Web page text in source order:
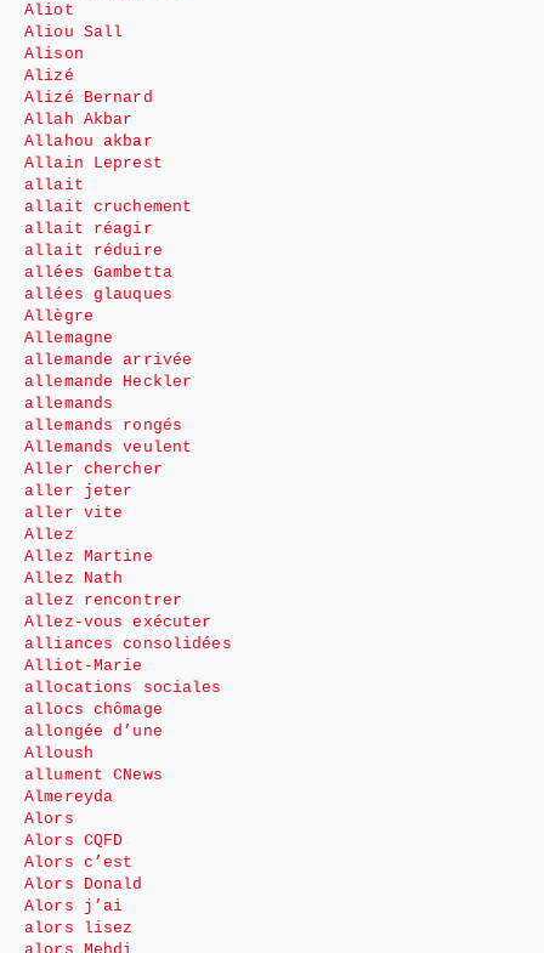
Aliot
Aliou Sall
Alison
Alizé
Alizé Bernard
Allah Akbar
Allahou akbar
Allain Leprest
allait
allait cruchement
allait réagir
allait réduire
allées Gambetta
allées glauques
Allègre
Allemagne
allemande arrivée
allemande Heckler
allemands
allemands rongés
Allemands veulent
Aller chercher
aller jeter
aller vite
Allez
Allez Martine
Allez Nath
allez rencontrer
Allez-vous exécuter
alliances consolidées
Alliot-Marie
allocations sociales
allocs chômage
allongée d’une
Alloush
allument CNews
Almereyda
Alors
Alors CQFD
Alors c’est
Alors Donald
Alors j’ai
alors lisez